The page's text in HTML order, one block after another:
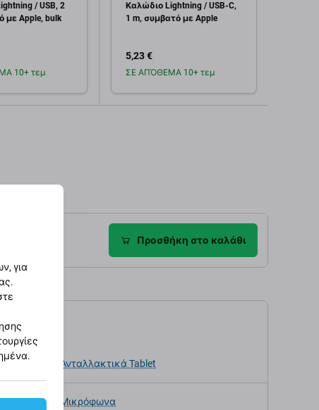
/ USB, 2
με Apple, bulk
10+ τεμ
Καλώδιο Lightning / USB-C,
1 m, συμβατό με Apple
5,23 €
ΣΕ ΑΠΌΘΕΜΑ 10+ τεμ
Προσθήκη στο καλάθι
Ανταλλακτικά Tablet
Μικρόφωνα
για